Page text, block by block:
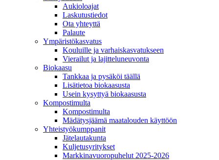
Aukioloajat
Laskutustiedot
Ota yhteyttä
Palaute
Ympäristökasvatus
Kouluille ja varhaiskasvatukseen
Vierailut ja lajitteluneuvonta
Biokaasu
Tankkaa ja pysäköi täällä
Lisätietoa biokaasusta
Usein kysyttyä biokaasusta
Kompostimulta
Kompostimulta
Mädätysjäämä maatalouden käyttöön
Yhteistyökumppanit
Jätelautakunta
Kuljetusyritykset
Markkinavuoropuhelut 2025-2026